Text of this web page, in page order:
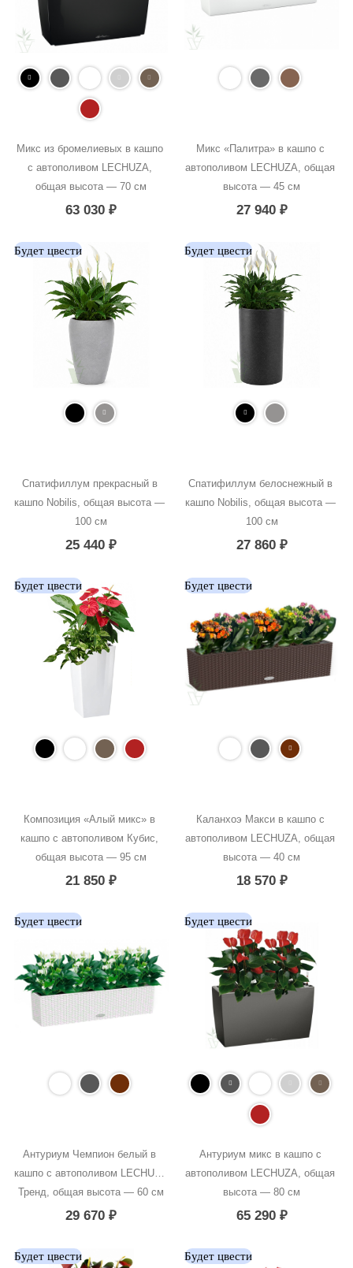
Микс из бромелиевых в кашпо
с автополивом LECHUZA,
общая высота — 70 см
63 030₽
Микс «Палитра» в кашпо с
автополивом LECHUZA, общая
высота — 45 см
27 940 ₽
Будет цвести
Спатифиллум прекрасный в
кашпо Nobilis, общая высота —
100 см
25 440₽
Будет цвести
Спатифиллум белоснежный в
кашпо Nobilis, общая высота —
100 см
27 860 ₽
Будет цвести
Композиция «Алый микс» в
кашпо с автополивом Кубис,
общая высота — 95 см
21 850₽
Будет цвести
Каланхоэ Макси в кашпо с
автополивом LECHUZA, общая
высота — 40 см
18 570 ₽
Будет цвести
Антуриум Чемпион белый в
кашпо с автополивом LECHUZA
Тренд, общая высота — 60 см
29 670₽
Будет цвести
Антуриум микс в кашпо с
автополивом LECHUZA, общая
высота — 80 см
65 290 ₽
Будет цвести Будет цвести